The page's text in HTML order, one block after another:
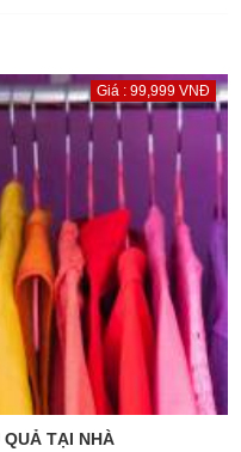
Giá : 99,999 VNĐ
TẠI NHÀ